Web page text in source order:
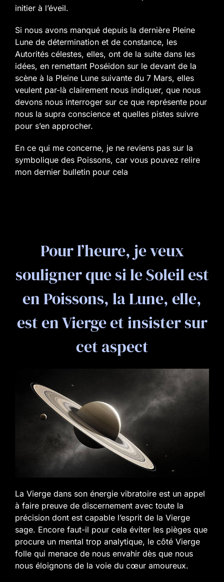
initier à l’éveil.
Si nous avons manqué depuis la dernière Pleine
Lune de détermination et de constance, les
Autorités célestes, elles, ont de la suite dans les
idées, en remettant Poséidon sur le devant de la
scène à la Pleine Lune suivante du 7 Mars, elles
veulent par-là clairement nous indiquer, que nous
devons nous interroger sur ce que représente pour
nous la supra conscience et quelles pistes suivre
pour s’en approcher.
En ce qui me concerne, je ne reviens pas sur la
symbolique des Poissons, car vous pouvez relire
mon dernier bulletin pour cela
Pour l’heure, je veux
souligner que si le Soleil est
en Poissons, la Lune, elle,
est en Vierge et insister sur
cet aspect
La Vierge dans son énergie vibratoire est un appel
à faire preuve de discernement avec toute la
précision dont est capable l’esprit de la Vierge
sage. Encore faut-il pour cela éviter les pièges que
procure un mental trop analytique, le côté Vierge
folle qui menace de nous envahir dès que nous
nous éloignons de la voie du cœur amoureux.